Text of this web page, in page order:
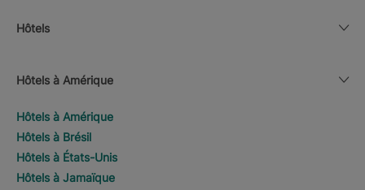
Hôtels
Hôtels à Amérique
Hôtels à Amérique
Hôtels à Brésil
Hôtels à États-Unis
Hôtels à Jamaïque